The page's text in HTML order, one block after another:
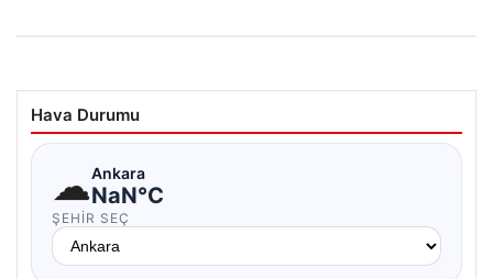
Hava Durumu
☁Ankara
NaN°C
ŞEHIR SEÇ